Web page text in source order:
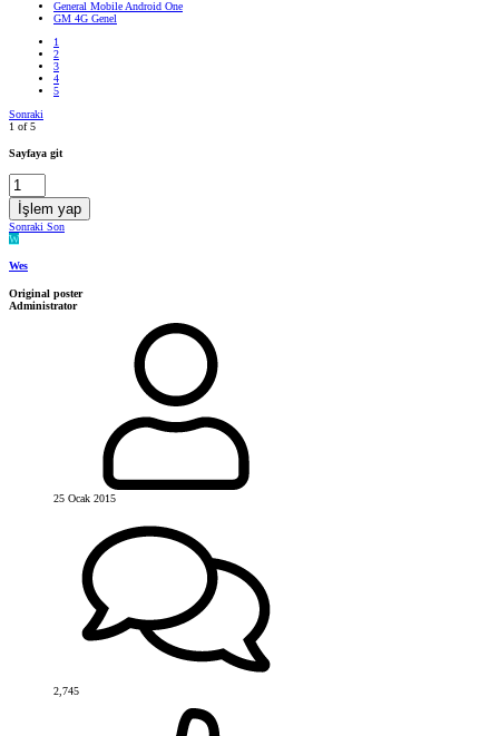
General Mobile Android One
GM 4G Genel
1
2
3
4
5
Sonraki
1 of 5
Sayfaya git
İşlem yap
Sonraki Son
W
Wes
Original poster
Administrator
25 Ocak 2015
2,745